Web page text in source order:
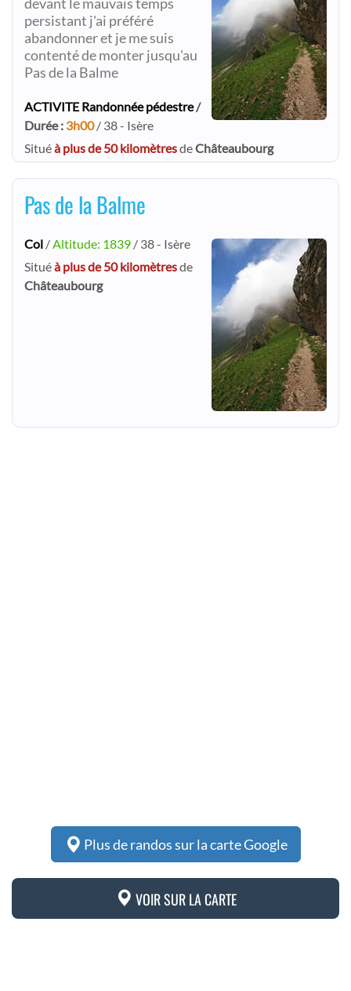
devant le mauvais temps
persistant j'ai préféré
abandonner et je me suis
contenté de monter jusqu'au
Pas de la Balme
ACTIVITE Randonnée pédestre/
Durée : 3h00/ 38 - Isère
Situéà plus de 50 kilomètresdeChâteaubourg
Pas de la Balme
Col /Altitude: 1839 / 38 - Isère
Situéà plus de 50 kilomètresde
Châteaubourg
Plus de randos sur la carte Google
VOIR SUR LA CARTE